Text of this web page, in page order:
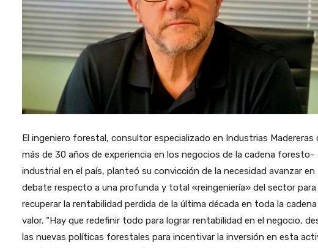
El ingeniero forestal, consultor especializado en Industrias Madereras
más de 30 años de experiencia en los negocios de la cadena foresto-
industrial en el país, planteó su convicción de la necesidad avanzar en
debate respecto a una profunda y total «reingeniería» del sector para
recuperar la rentabilidad perdida de la última década en toda la
valor. “Hay que redefinir todo para lograr rentabilidad en el negocio,
las nuevas políticas forestales para incentivar la inversión en esta